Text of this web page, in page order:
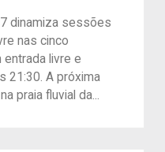
dinamiza sessões
nas cinco
livre e
21:30. A próxima
praia fluvial da...